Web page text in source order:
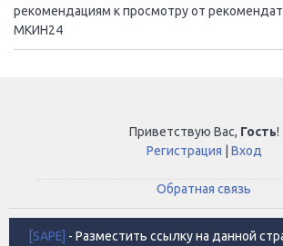
рекомендациям к просмотру от
МКИН24
Приветствую Вас, Гость!
Регистрация
Вход
Обратная связь
[SAPE] - Разместить ссылку на данной